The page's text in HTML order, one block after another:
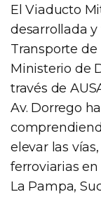
El Viaducto
desarrollada
Transporte de
Ministerio de
través de
Av. Dorrego
elevar las
ferroviarias en
La Pampa,